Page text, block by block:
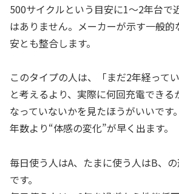
500サイクルという目安に1〜2年台で
はありません。メーカーが示す一般的
安とも整合します。
このタイプの人は、「まだ2年経って
と考えるより、実際に何回充電できる
なっていないかを見たほうがいいです
年数より“体感の変化”が早く出ます。
毎日使う人はA、たまに使う人はB、
です。